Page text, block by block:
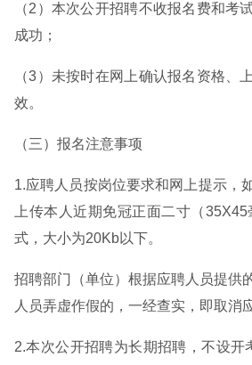
（2）本次公开招聘不收报名费和考
成功；
（3）未按时在网上确认报名资格、
效。
（三）报名注意事项
1.应聘人员按岗位要求和网上提示，
上传本人近期免冠正面二寸（
式，大小为20Kb以下。
招聘部门（单位）根据应聘人员提供
人员弄虚作假的，一经查实，即取消
2.本次公开招聘为长期招聘，不设开